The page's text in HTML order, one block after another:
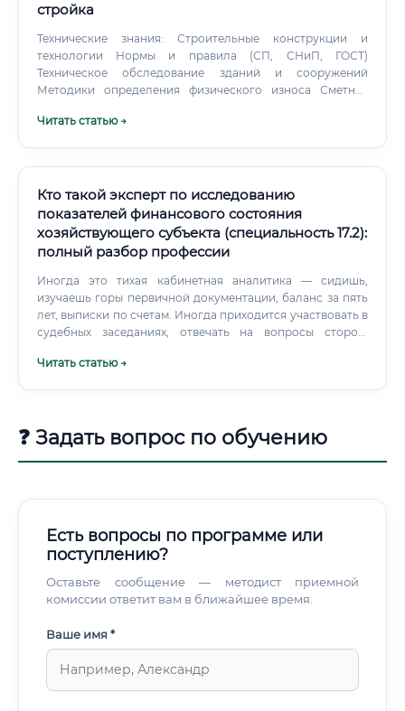
стройка
Технические знания: Строительные конструкции и
технологии Нормы и правила (СП, СНиП, ГОСТ)
Техническое обследование зданий и сооружений
Методики определения физического износа Сметная
территориальными единичными расценками Программы
Правовые знания: ФЗ-73 «О государственной судебно-
экспертной деятельности» Гражданский и Арбитражный
процессуальный кодексы Нормы об ответственности
эксперта за заведомо ложное заключение Аналитические
документации Логика изложения выводов Чёткое
разграничение факта и предположения Где работают
такие специалисты Эксперты по специальности 16.1
работают в разных структурах. Государственные
негосударственной экспертизы сейчас очень развит.
Читать статью →
Кто такой эксперт по исследованию
показателей финансового состояния
хозяйствующего субъекта (специальность 17.2):
полный разбор профессии
Иногда это тихая кабинетная аналитика — сидишь,
изучаешь горы первичной документации, баланс за пять
лет, выписки по счетам. Иногда приходится участвовать в
судебных заседаниях, отвечать на вопросы сторон,
очень хорошо умеют задавать неудобные вопросы.
Читать статью →
❓ Задать вопрос по обучению
Есть вопросы по программе или
поступлению?
Оставьте сообщение — методист приемной
комиссии ответит вам в ближайшее время.
Ваше имя *